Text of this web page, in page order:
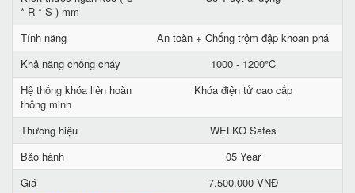
* R * S ) mm
Tính năng
An toàn + Chống trộm đập khoan phá
Khả năng chống cháy
1000 - 1200°C
Hệ thống khóa liên hoàn
thông minh
Khóa điện tử cao cấp
Thương hiệu
WELKO Safes
Bảo hành
05 Year
Giá
7.500.000 VNĐ